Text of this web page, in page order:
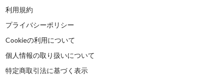
利用規約
プライバシーポリシー
Cookieの利用について
個人情報の取り扱いについて
特定商取引法に基づく表示